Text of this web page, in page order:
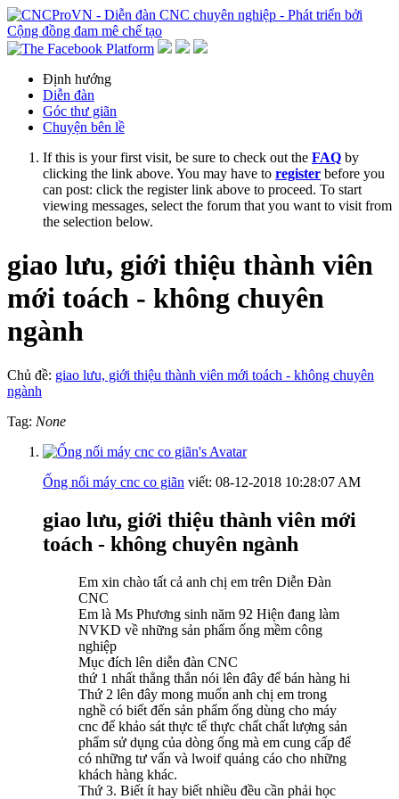
Định hướng
Diễn đàn
Góc thư giãn
Chuyện bên lề
If this is your first visit, be sure to check out the FAQ by
clicking the link above. You may have to register before you
can post: click the register link above to proceed. To start
viewing messages, select the forum that you want to visit from
the selection below.
giao lưu, giới thiệu thành viên
mới toách - không chuyên
ngành
Chủ đề: giao lưu, giới thiệu thành viên mới toách - không chuyên
ngành
Tag: None
Ống nối máy cnc co giãn viết: 08-12-2018 10:28:07 AM
giao lưu, giới thiệu thành viên mới
toách - không chuyên ngành
Em xin chào tất cả anh chị em trên Diễn Đàn
CNC
Em là Ms Phương sinh năm 92 Hiện đang làm
NVKD về những sản phẩm ống mềm công
nghiệp
Mục đích lên diễn đàn CNC
thứ 1 nhất thẳng thắn nói lên đây để bán hàng hi
Thứ 2 lên đây mong muốn anh chị em trong
nghề có biết đến sản phẩm ống dùng cho máy
cnc để khảo sát thực tế thực chất chất lượng sản
phẩm sử dụng của dòng ống mà em cung cấp để
có những tư vấn và lwoif quảng cáo cho những
khách hàng khác.
Thứ 3. Biết ít hay biết nhiều đều cần phải học